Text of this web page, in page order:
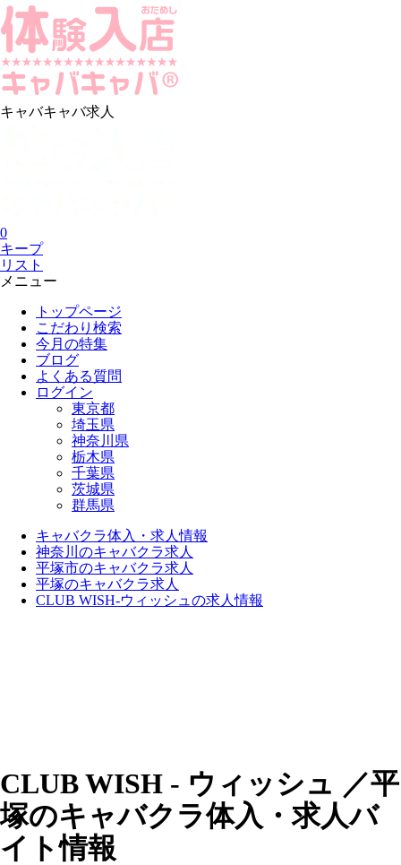
キャバキャバ求人
0
キープ
リスト
メニュー
トップページ
こだわり検索
今月の特集
ブログ
よくある質問
ログイン
東京都
埼玉県
神奈川県
栃木県
千葉県
茨城県
群馬県
キャバクラ体入・求人情報
神奈川のキャバクラ求人
平塚市のキャバクラ求人
平塚のキャバクラ求人
CLUB WISH-ウィッシュの求人情報
CLUB WISH - ウィッシュ ／平
塚のキャバクラ体入・求人バ
イト情報